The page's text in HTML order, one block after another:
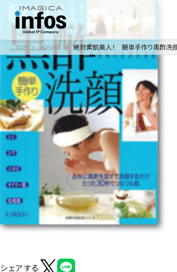
IP / MEDIA
事業紹介
出版事業
イベン
COMPANY
会社情報
企業理念
沿革
RECRUIT
採用情報
新卒採用
TOP BOOKS 絶対素肌美人！ 簡単手作り黒酢洗
シェアする